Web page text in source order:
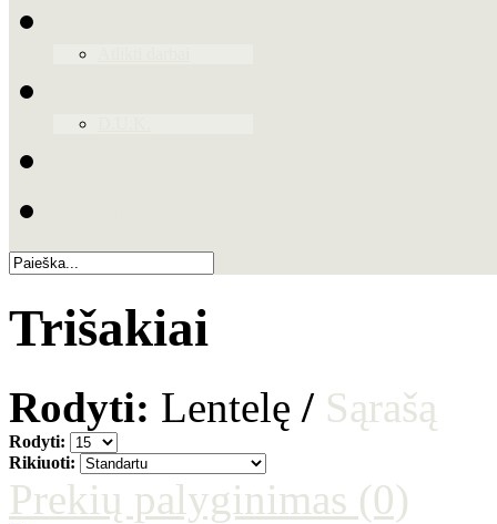
Trišakiai
Rodyti: Lentelę / Sąrašą
Rodyti:
Rikiuoti:
Prekių palyginimas (0)